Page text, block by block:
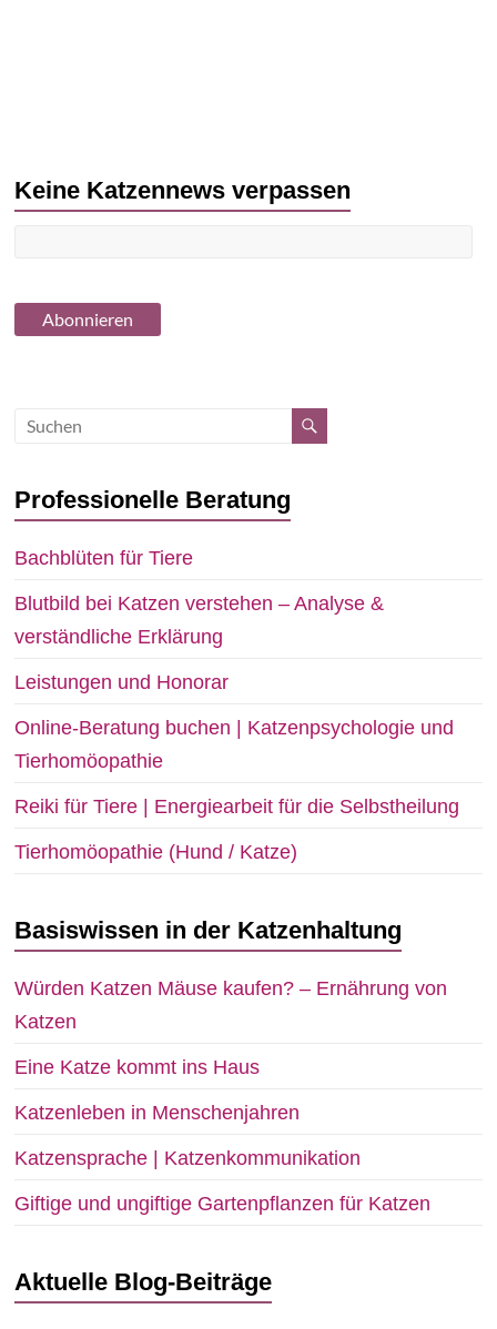
Keine Katzennews verpassen
Professionelle Beratung
Bachblüten für Tiere
Blutbild bei Katzen verstehen – Analyse &
verständliche Erklärung
Leistungen und Honorar
Online-Beratung buchen | Katzenpsychologie und
Tierhomöopathie
Reiki für Tiere | Energiearbeit für die Selbstheilung
Tierhomöopathie (Hund / Katze)
Basiswissen in der Katzenhaltung
Würden Katzen Mäuse kaufen? – Ernährung von
Katzen
Eine Katze kommt ins Haus
Katzenleben in Menschenjahren
Katzensprache | Katzenkommunikation
Giftige und ungiftige Gartenpflanzen für Katzen
Aktuelle Blog-Beiträge